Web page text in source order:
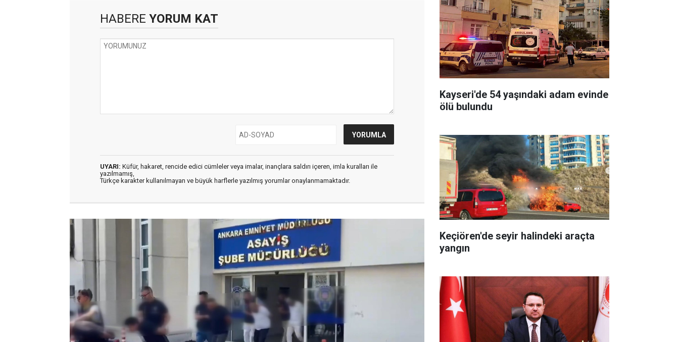
HABERE YORUM KAT
UYARI: Küfür, hakaret, rencide edici cümleler veya imalar, inançlara saldırı içeren, imla kuralları ile
yazılmamış,
Türkçe karakter kullanılmayan ve büyük harflerle yazılmış yorumlar onaylanmamaktadır.
Kayseri'de 54 yaşındaki adam evinde
ölü bulundu
Keçiören'de seyir halindeki araçta
yangın